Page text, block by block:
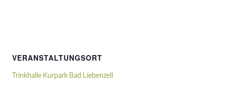
VERANSTALTUNGSORT
Trinkhalle Kurpark Bad Liebenzell